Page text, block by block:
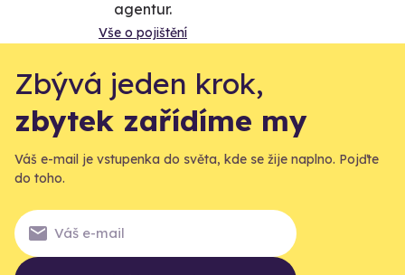
agentur.
Vše o pojištění
Zbývá jeden krok,
zbytek zařídíme my
Váš e-mail je vstupenka do světa, kde se žije naplno. Pojďte
do toho.